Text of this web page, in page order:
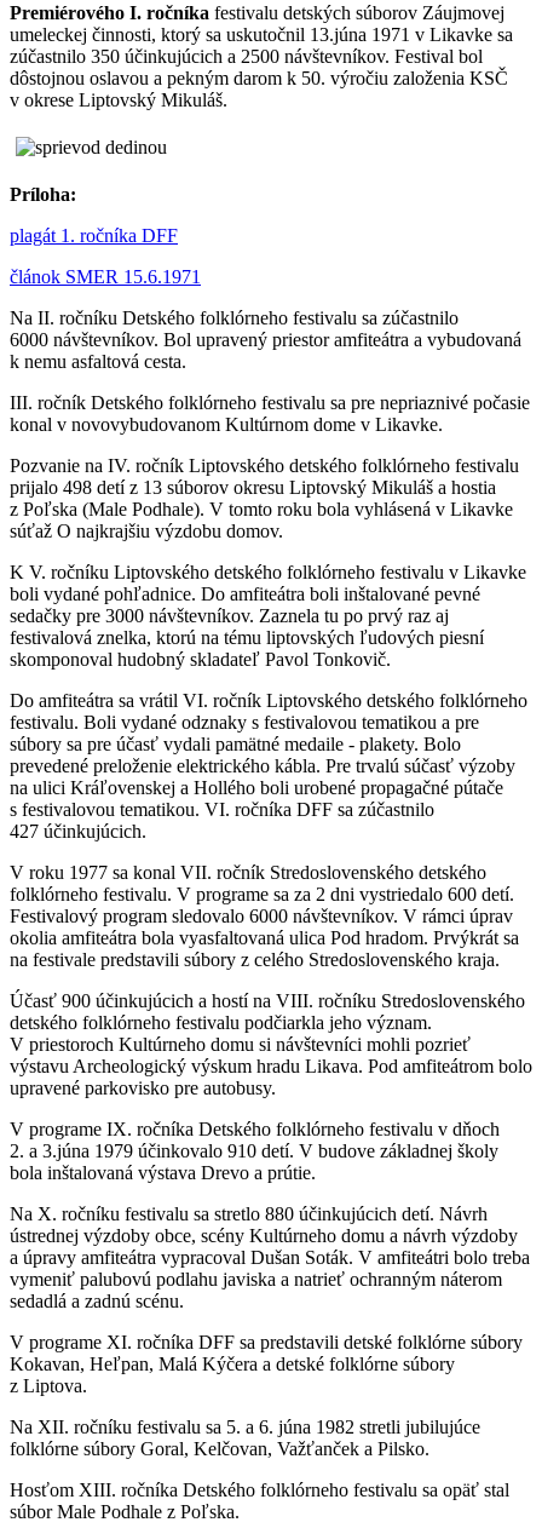
Premiérového I. ročníka festivalu detských súborov Záujmovej
umeleckej činnosti, ktorý sa uskutočnil 13.júna 1971 v Likavke sa
zúčastnilo 350 účinkujúcich a 2500 návštevníkov. Festival bol
dôstojnou oslavou a pekným darom k 50. výročiu založenia KSČ
v okrese Liptovský Mikuláš.
Príloha:
plagát 1. ročníka DFF
článok SMER 15.6.1971
Na II. ročníku Detského folklórneho festivalu sa zúčastnilo
6000 návštevníkov. Bol upravený priestor amfiteátra a vybudovaná
k nemu asfaltová cesta.
III. ročník Detského folklórneho festivalu sa pre nepriaznivé počasie
konal v novovybudovanom Kultúrnom dome v Likavke.
Pozvanie na IV. ročník Liptovského detského folklórneho festivalu
prijalo 498 detí z 13 súborov okresu Liptovský Mikuláš a hostia
z Poľska (Male Podhale). V tomto roku bola vyhlásená v Likavke
súťaž O najkrajšiu výzdobu domov.
K V. ročníku Liptovského detského folklórneho festivalu v Likavke
boli vydané pohľadnice. Do amfiteátra boli inštalované pevné
sedačky pre 3000 návštevníkov. Zaznela tu po prvý raz aj
festivalová znelka, ktorú na tému liptovských ľudových piesní
skomponoval hudobný skladateľ Pavol Tonkovič.
Do amfiteátra sa vrátil VI. ročník Liptovského detského folklórneho
festivalu. Boli vydané odznaky s festivalovou tematikou a pre
súbory sa pre účasť vydali pamätné medaile - plakety. Bolo
prevedené preloženie elektrického kábla. Pre trvalú súčasť výzoby
na ulici Kráľovenskej a Hollého boli urobené propagačné pútače
s festivalovou tematikou. VI. ročníka DFF sa zúčastnilo
427 účinkujúcich.
V roku 1977 sa konal VII. ročník Stredoslovenského detského
folklórneho festivalu. V programe sa za 2 dni vystriedalo 600 detí.
Festivalový program sledovalo 6000 návštevníkov. V rámci úprav
okolia amfiteátra bola vyasfaltovaná ulica Pod hradom. Prvýkrát sa
na festivale predstavili súbory z celého Stredoslovenského kraja.
Účasť 900 účinkujúcich a hostí na VIII. ročníku Stredoslovenského
detského folklórneho festivalu podčiarkla jeho význam.
V priestoroch Kultúrneho domu si návštevníci mohli pozrieť
výstavu Archeologický výskum hradu Likava. Pod amfiteátrom bolo
upravené parkovisko pre autobusy.
V programe IX. ročníka Detského folklórneho festivalu v dňoch
2. a 3.júna 1979 účinkovalo 910 detí. V budove základnej školy
bola inštalovaná výstava Drevo a prútie.
Na X. ročníku festivalu sa stretlo 880 účinkujúcich detí. Návrh
ústrednej výzdoby obce, scény Kultúrneho domu a návrh výzdoby
a úpravy amfiteátra vypracoval Dušan Soták. V amfiteátri bolo treba
vymeniť palubovú podlahu javiska a natrieť ochranným náterom
sedadlá a zadnú scénu.
V programe XI. ročníka DFF sa predstavili detské folklórne súbory
Kokavan, Heľpan, Malá Kýčera a detské folklórne súbory
z Liptova.
Na XII. ročníku festivalu sa 5. a 6. júna 1982 stretli jubilujúce
folklórne súbory Goral, Kelčovan, Važťanček a Pilsko.
Hosťom XIII. ročníka Detského folklórneho festivalu sa opäť stal
súbor Male Podhale z Poľska.